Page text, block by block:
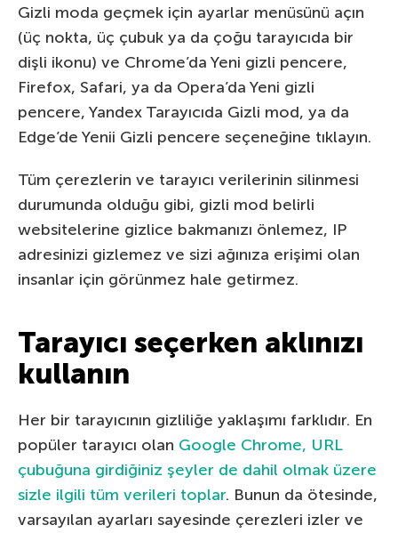
Gizli moda geçmek için ayarlar menüsünü açın
(üç nokta, üç çubuk ya da çoğu tarayıcıda bir
dişli ikonu) ve Chrome’da Yeni gizli pencere,
Firefox, Safari, ya da Opera’da Yeni gizli
pencere, Yandex Tarayıcıda Gizli mod, ya da
Edge’de Yenii Gizli pencere seçeneğine tıklayın.
Tüm çerezlerin ve tarayıcı verilerinin silinmesi
durumunda olduğu gibi, gizli mod belirli
websitelerine gizlice bakmanızı önlemez, IP
adresinizi gizlemez ve sizi ağınıza erişimi olan
insanlar için görünmez hale getirmez.
Tarayıcı seçerken aklınızı
kullanın
Her bir tarayıcının gizliliğe yaklaşımı farklıdır. En
popüler tarayıcı olan Google Chrome, URL
çubuğuna girdiğiniz şeyler de dahil olmak üzere
sizle ilgili tüm verileri toplar. Bunun da ötesinde,
varsayılan ayarları sayesinde çerezleri izler ve